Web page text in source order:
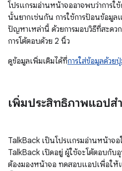
โปรแกรมอ่านหน้าจออาจพบว่าการใ
นั้นยากเช่นกัน การใช้การป้อนข้อมู
ปัญหาเหล่านี้ ด้วยการมอบวิธีที่สะดว
การโต้ตอบด้วย 2 นิ้ว
ดูข้อมูลเพิ่มเติมได้ที่การใส่ข้อมูลด้วย
เพิ่มประสิทธิภาพแอปส
TalkBack เป็นโปรแกรมอ่านหน้าจ
TalkBack เปิดอยู่ ผู้ใช้จะโต้ตอบกับ
ต้องมองหน้าจอ ทดสอบแอปเพื่อให้